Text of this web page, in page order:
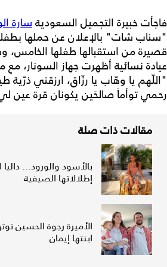
فاجأت خبيرة التجميل السعوديةسارة
"سناب شات" بالإعلان عن حملها
قصيرة من استقبالها طفلها
عيادة نسائية أظهرت جهاز السونار،
"اللّهم يا وهّاب يا رزّاق، ارزقني ذرّية
رحمي توأماً صالحَين يكونان قرة عين
مقالات ذات صلة
بالأسود والورود...
إطلالاتها الصيفية
الأميرة رجوة الحسين
ابنتها إيمان